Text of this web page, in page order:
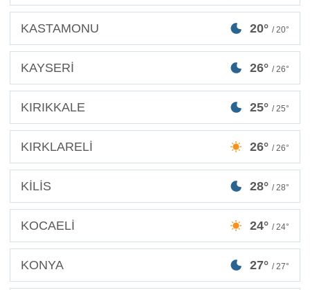
KASTAMONU 20° / 20°
KAYSERİ 26° / 26°
KIRIKKALE 25° / 25°
KIRKLARELİ 26° / 26°
KİLİS 28° / 28°
KOCAELİ 24° / 24°
KONYA 27° / 27°